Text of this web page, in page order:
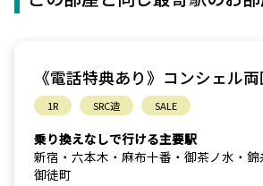
《電話特典あり》コンシェル両
1R SRC造 SALE
乗り換えなしで行ける主要駅
新宿・六本木・麻布十番・御茶ノ水・
御徒町